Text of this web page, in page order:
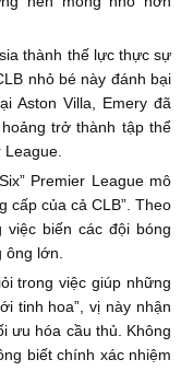
thành thế lực thực sự
nhỏ bé này đánh bại
Aston Villa, Emery đã
trở thành tập thể
Premier League mô
cấp của cả CLB”. Theo
việc biến các đội bóng
lớn.
trong việc giúp những
tinh hoa”, vị này nhận
ưu hóa cầu thủ. Không
biết chính xác nhiệm